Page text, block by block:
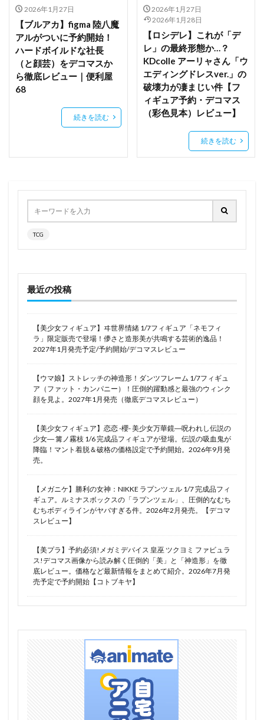
小林さんちのメイドラゴンS
小芦睦海
岩永琴子
岸yasuri
島田フミカネ ART WORKS
島風
崩壊3rd
崩壊スターレイル フィギュア
崩壊学園
巨乳ファンタジー
常陸茉子
広瀬柚葉
弥生萌々
彩樹
彼女、お借りします
御坂美琴
御巫
忍野忍（キスショット・アセロラオリオン・ハートアンダーブ
志摩リン
怪盗セイント・テール
恋恋
戦姫絶唱シンフォギアXV
戦闘員、派遣します！
探偵はもう、死んでいる。
日影
早乙女芽亜里
早坂愛
星街すいせい
星野みやこ
星野アイ
映水芙蓉(えいすいふよう)
春の花嫁 メロディー
時桜
時計メイド 時雨 智恵
暁切歌
月に寄りそう乙女の作法
月下 月姫
月村手毬
月読調
朏ここな 朝凪
朝武芳乃
本条二亜
東京ミュウミュウ
東方LostWord
東方Project
東方ぬいぐるみシリーズ
松本乱菊
柊悠華
栗毛馬
栗花落カナヲ
桃宮いちご（ミュウイチゴ）
桜沢墨
桜沢由佳 梅谷美津
梱包少女
森カリオペ
椎名真昼
楊貴妃
楽園追放 -Expelled from Paradise-
機動戦士ガンダム 鉄血のオルフェンズG
機動戦艦ナデシコ
機動戦隊アイアンサーガ
武装神姫
死ノ宮かんな
水原千鶴 水城不知火
2026年1月27日
【ブルアカ】figma 陸八魔
アルがついに予約開始！
ハードボイルドな社長
（と顔芸）をデコマスか
ら徹底レビュー｜便利屋
68
続きを読む
2026年1月27日
2026年1月28日
【ロシデレ】これが「デ
レ」の最終形態か…？
KDcolle アーリャさん「ウ
エディングドレスver.」の
破壊力が凄まじい件【フ
ィギュア予約・デコマス
（彩色見本）レビュー】
続きを読む
TCG
最近の投稿
【美少女フィギュア】ヰ世界情緒 1/7フィギュア「ネモフィ
ラ」限定販売で登場！儚さと造形美が共鳴する芸術的逸品！
2027年1月発売予定/予約開始/デコマスレビュー
【ウマ娘】ストレッチの神造形！ダンツフレーム 1/7フィギュ
ア（ファット・カンパニー）！圧倒的躍動感と最強のウィンク
顔を見よ。2027年1月発売（徹底デコマスレビュー）
【美少女フィギュア】恋恋 -櫻- 美少女万華鏡―呪われし伝説の
少女― 篝ノ霧枝 1/6 完成品フィギュアが登場。伝説の吸血鬼が
降臨！マント着脱＆破格の価格設定で予約開始。2026年9月発
売。
【メガニケ】勝利の女神：NIKKE ラプンツェル 1/7 完成品フィ
ギュア。ルミナスボックスの「ラプンツェル」、圧倒的なむち
むちボディラインがヤバすぎる件。2026年2月発売。【デコマ
スレビュー】
【美プラ】予約必須!メガミデバイス 皇巫 ツクヨミ ファビュラ
ス!デコマス画像から読み解く圧倒的「美」と「神造形」を徹
底レビュー。価格など最新情報をまとめて紹介。2026年7月発
売予定で予約開始【コトブキヤ】